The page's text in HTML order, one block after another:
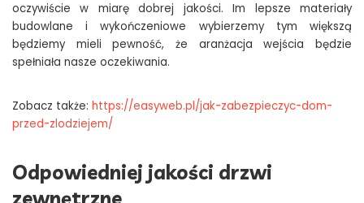
oczywiście w miarę dobrej jakości. Im lepsze materiały
budowlane i wykończeniowe wybierzemy tym większą
będziemy mieli pewność, że aranżacja wejścia będzie
spełniała nasze oczekiwania.
Zobacz także: https://easyweb.pl/jak-zabezpieczyc-dom-
przed-zlodziejem/
Odpowiedniej jakości drzwi